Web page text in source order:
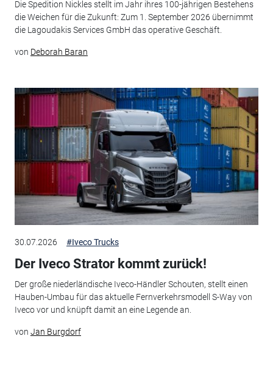
Die Spedition Nickles stellt im Jahr ihres 100-jährigen Bestehens
die Weichen für die Zukunft: Zum 1. September 2026 übernimmt
die Lagoudakis Services GmbH das operative Geschäft.
von Deborah Baran
30.07.2026 #Iveco Trucks
Der Iveco Strator kommt zurück!
Der große niederländische Iveco-Händler Schouten, stellt einen
Hauben-Umbau für das aktuelle Fernverkehrsmodell S-Way von
Iveco vor und knüpft damit an eine Legende an.
von Jan Burgdorf